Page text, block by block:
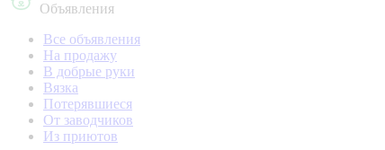
Объявления
Все объявления
На продажу
В добрые руки
Вязка
Потерявшиеся
От заводчиков
Из приютов